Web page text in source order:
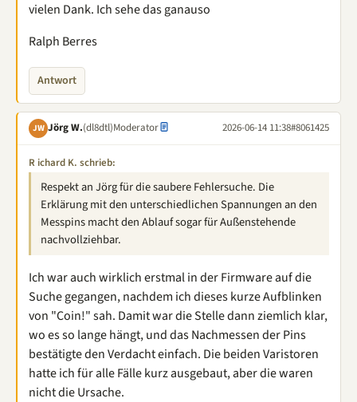
vielen Dank. Ich sehe das ganauso
Ralph Berres
Antwort
JW Jörg W.(dl8dtl)Moderator 2026-06-14 11:38#8061425
R ichard K. schrieb:
Respekt an Jörg für die saubere Fehlersuche. Die
Erklärung mit den unterschiedlichen Spannungen an den
Messpins macht den Ablauf sogar für Außenstehende
nachvollziehbar.
Ich war auch wirklich erstmal in der Firmware auf die
Suche gegangen, nachdem ich dieses kurze Aufblinken
von "Coin!" sah. Damit war die Stelle dann ziemlich klar,
wo es so lange hängt, und das Nachmessen der Pins
bestätigte den Verdacht einfach. Die beiden Varistoren
hatte ich für alle Fälle kurz ausgebaut, aber die waren
nicht die Ursache.